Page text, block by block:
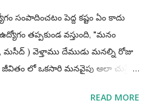
సంపాదించటం పెద్ద కష్టం ఏం కాదు
తప్పకుండ వస్తుంది, "మనం
, మసీద్ ) వెళ్తాము దేముడు మనల్ని రోజు
లో ఒకసారి మనవైపు ఆలా చుస్తే
ఒకసారి మనం పాస్ అయితే చాలు
READ MORE